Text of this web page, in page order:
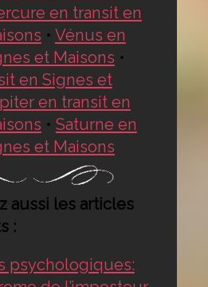
en transit en
• Vénus en
et Maisons •
en Signes et
en transit en
• Saturne en
et Maisons
aussi les articles
:
psychologiques: